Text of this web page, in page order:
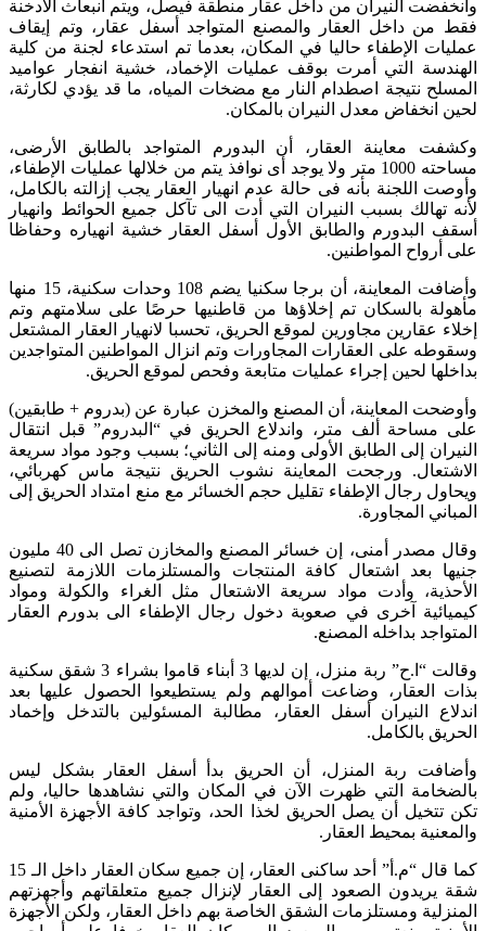
وانخفضت النيران من داخل عقار منطقة فيصل، ويتم انبعاث الأدخنة
فقط من داخل العقار والمصنع المتواجد أسفل عقار، وتم إيقاف
عمليات الإطفاء حاليا في المكان، بعدما تم استدعاء لجنة من كلية
الهندسة التي أمرت بوقف عمليات الإخماد، خشية انفجار عواميد
المسلح نتيجة اصطدام النار مع مضخات المياه، ما قد يؤدي لكارثة،
لحين انخفاض معدل النيران بالمكان.
وكشفت معاينة العقار، أن البدورم المتواجد بالطابق الأرضى،
مساحته 1000 متر ولا يوجد أى نوافذ يتم من خلالها عمليات الإطفاء،
وأوصت اللجنة بأنه فى حالة عدم انهيار العقار يجب إزالته بالكامل،
لأنه تهالك بسبب النيران التي أدت الى تآكل جميع الحوائط وانهيار
أسقف البدورم والطابق الأول أسفل العقار خشية انهياره وحفاظا
على أرواح المواطنين.
وأضافت المعاينة، أن برجا سكنيا يضم 108 وحدات سكنية، 15 منها
مأهولة بالسكان تم إخلاؤها من قاطنيها حرصًا على سلامتهم وتم
إخلاء عقارين مجاورين لموقع الحريق، تحسبا لانهيار العقار المشتعل
وسقوطه على العقارات المجاورات وتم انزال المواطنين المتواجدين
بداخلها لحين إجراء عمليات متابعة وفحص لموقع الحريق.
وأوضحت المعاينة، أن المصنع والمخزن عبارة عن (بدروم + طابقين)
على مساحة ألف متر، واندلاع الحريق في “البدروم” قبل انتقال
النيران إلى الطابق الأولى ومنه إلى الثاني؛ بسبب وجود مواد سريعة
الاشتعال. ورجحت المعاينة نشوب الحريق نتيجة ماس كهربائي،
ويحاول رجال الإطفاء تقليل حجم الخسائر مع منع امتداد الحريق إلى
المباني المجاورة.
وقال مصدر أمنى، إن خسائر المصنع والمخازن تصل الى 40 مليون
جنيها بعد اشتعال كافة المنتجات والمستلزمات اللازمة لتصنيع
الأحذية، وأدت مواد سريعة الاشتعال مثل الغراء والكولة ومواد
كيميائية آخرى في صعوبة دخول رجال الإطفاء الى بدورم العقار
المتواجد بداخله المصنع.
وقالت “ا.ح” ربة منزل، إن لديها 3 أبناء قاموا بشراء 3 شقق سكنية
بذات العقار، وضاعت أموالهم ولم يستطيعوا الحصول عليها بعد
اندلاع النيران أسفل العقار، مطالبة المسئولين بالتدخل وإخماد
الحريق بالكامل.
وأضافت ربة المنزل، أن الحريق بدأ أسفل العقار بشكل ليس
بالضخامة التي ظهرت الآن في المكان والتي نشاهدها حاليا، ولم
تكن تتخيل أن يصل الحريق لخذا الحد، وتواجد كافة الأجهزة الأمنية
والمعنية بمحيط العقار.
كما قال “م.أ” أحد ساكنى العقار، إن جميع سكان العقار داخل الـ 15
شقة يريدون الصعود إلى العقار لإنزال جميع متعلقاتهم وأجهزتهم
المنزلية ومستلزمات الشقق الخاصة بهم داخل العقار، ولكن الأجهزة